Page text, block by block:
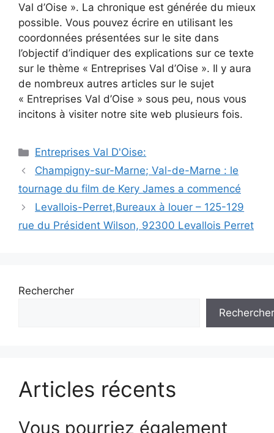
Val d’Oise ». La chronique est générée du mieux
possible. Vous pouvez écrire en utilisant les
coordonnées présentées sur le site dans
l’objectif d’indiquer des explications sur ce texte
sur le thème « Entreprises Val d’Oise ». Il y aura
de nombreux autres articles sur le sujet
« Entreprises Val d’Oise » sous peu, nous vous
incitons à visiter notre site web plusieurs fois.
Catégories
Entreprises Val D'Oise:
Navigation
des
articles
Champigny-sur-Marne; Val-de-Marne : le
tournage du film de Kery James a commencé
Levallois-Perret,Bureaux à louer – 125-129
rue du Président Wilson, 92300 Levallois Perret
Rechercher
Rechercher
Articles récents
Vous pourriez également